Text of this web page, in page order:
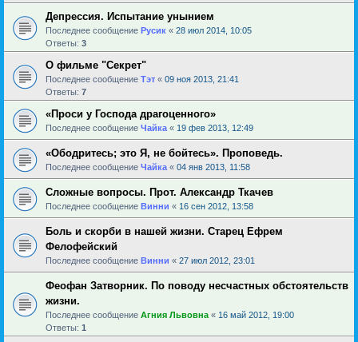
Депрессия. Испытание унынием
Последнее сообщение Русик « 28 июл 2014, 10:05
Ответы: 3
О фильме "Секрет"
Последнее сообщение Тэт « 09 ноя 2013, 21:41
Ответы: 7
«Проси у Господа драгоценного»
Последнее сообщение Чайка « 19 фев 2013, 12:49
«Ободритесь; это Я, не бойтесь». Проповедь.
Последнее сообщение Чайка « 04 янв 2013, 11:58
Сложные вопросы. Прот. Александр Ткачев
Последнее сообщение Винни « 16 сен 2012, 13:58
Боль и скорби в нашей жизни. Старец Ефрем
Фелофейский
Последнее сообщение Винни « 27 июл 2012, 23:01
Феофан Затворник. По поводу несчастных обстоятельств
жизни.
Последнее сообщение Агния Львовна « 16 май 2012, 19:00
Ответы: 1